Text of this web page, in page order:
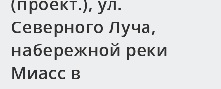
Северного Луча,
набережной реки
Миасс в